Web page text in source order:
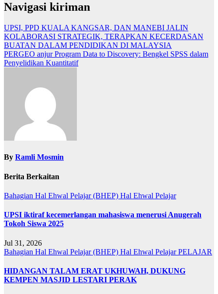
Navigasi kiriman
UPSI, PPD KUALA KANGSAR, DAN MANEBI JALIN
KOLABORASI STRATEGIK, TERAPKAN KECERDASAN
BUATAN DALAM PENDIDIKAN DI MALAYSIA
PERGEO anjur Program Data to Discovery: Bengkel SPSS dalam
Penyelidikan Kuantitatif
By Ramli Mosmin
Berita Berkaitan
Bahagian Hal Ehwal Pelajar (BHEP) Hal Ehwal Pelajar
UPSI iktiraf kecemerlangan mahasiswa menerusi Anugerah
Tokoh Siswa 2025
Jul 31, 2026
Bahagian Hal Ehwal Pelajar (BHEP) Hal Ehwal PelajarPELAJAR
HIDANGAN TALAM ERAT UKHUWAH, DUKUNG
KEMPEN MASJID LESTARI PERAK